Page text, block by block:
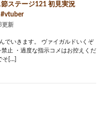
ステージ121 初見実況
更新
でいきます。 ヴァイガルドいくぞ
止 ・過度な指示コメはお控えくだ
そ[…]